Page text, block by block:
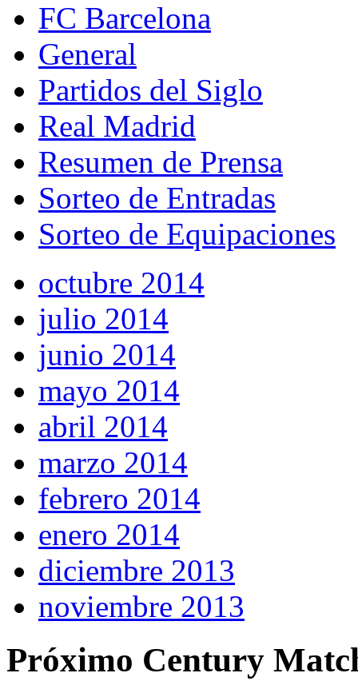
FC Barcelona
General
Partidos del Siglo
Real Madrid
Resumen de Prensa
Sorteo de Entradas
Sorteo de Equipaciones
octubre 2014
julio 2014
junio 2014
mayo 2014
abril 2014
marzo 2014
febrero 2014
enero 2014
diciembre 2013
noviembre 2013
Próximo Century